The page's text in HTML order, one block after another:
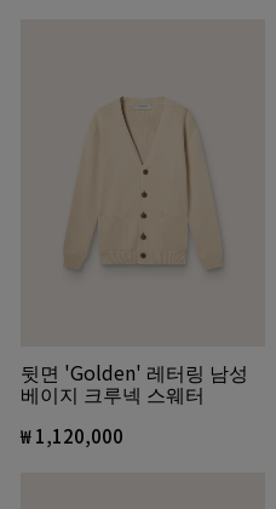
뒷면 'Golden' 레터링 남성
베이지 크루넥 스웨터
₩ 1,120,000